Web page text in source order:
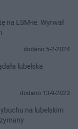
na LSM-ie. Wyrwał
dodano 5-2-2024
lubelska
dodano 13-9-2023
na lubelskim